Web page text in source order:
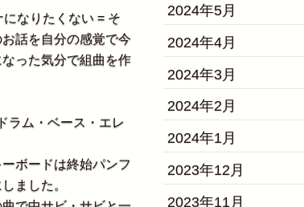
なりたくない = そ
話を自分の感覚で今
った気分で組曲を作
ラム・ベース・エレ
ボードは終始パンフ
ました。
2024年5月
2024年4月
2024年3月
2024年2月
2024年1月
2023年12月
2023年11月